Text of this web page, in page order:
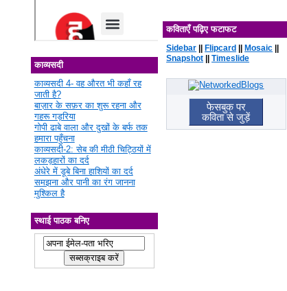
काव्यसदी
काव्यसदी 4- वह औरत भी कहाँ रह
जाती है?
बाज़ार के सफ़र का शुरू रहना और
गहरू गड़रिया
गोपी ढाबे वाला और दुखों के बर्फ तक
हमारा पहुँचना
काव्यसदी-2: सेब की मीठी चिट्ठियों में
लकड़हारों का दर्द
अंधेरे में डूबे बिना हाशियों का दर्द
समझना और पानी का रंग जानना
मुश्किल है
स्थाई पाठक बनिए
कविताएँ पढ़िए फटाफट
Sidebar ||Flipcard ||Mosaic ||
Snapshot ||Timeslide
फेसबुक पर
कविता से जुड़ें